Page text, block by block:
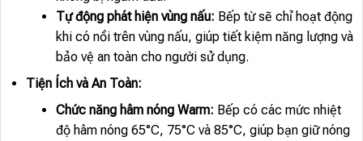
Tự động phát hiện vùng nấu: Bếp từ sẽ chỉ hoạt động
khi có nồi trên vùng nấu, giúp tiết kiệm năng lượng và
bảo vệ an toàn cho người sử dụng.
Tiện Ích và An Toàn:
Chức năng hâm nóng Warm: Bếp có các mức nhiệt
độ hâm nóng 65°C, 75°C và 85°C, giúp bạn giữ nóng